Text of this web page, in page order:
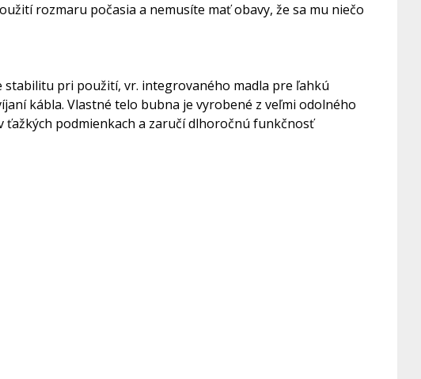
rozmaru počasia a nemusíte mať obavy, že sa mu niečo
pri použití, vr. integrovaného madla pre ľahkú
kábla. Vlastné telo bubna je vyrobené z veľmi odolného
podmienkach a zaručí dlhoročnú funkčnosť